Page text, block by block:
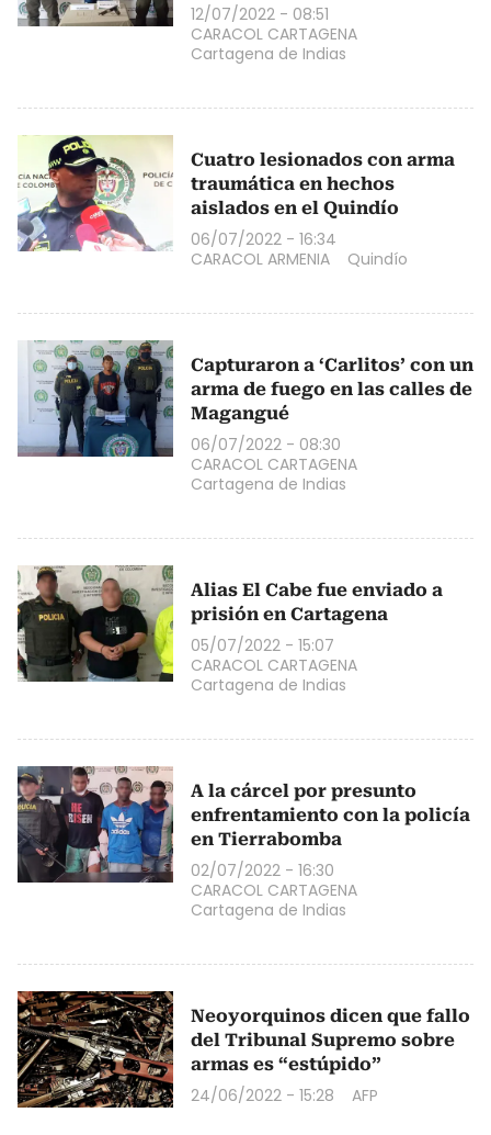
12/07/2022 - 08:51
CARACOL CARTAGENA
Cartagena de Indias
Cuatro lesionados con arma
traumática en hechos
aislados en el Quindío
06/07/2022 - 16:34
CARACOL ARMENIA
Quindío
Capturaron a ‘Carlitos’ con un
arma de fuego en las calles de
Magangué
06/07/2022 - 08:30
CARACOL CARTAGENA
Cartagena de Indias
Alias El Cabe fue enviado a
prisión en Cartagena
05/07/2022 - 15:07
CARACOL CARTAGENA
Cartagena de Indias
A la cárcel por presunto
enfrentamiento con la policía
en Tierrabomba
02/07/2022 - 16:30
CARACOL CARTAGENA
Cartagena de Indias
Neoyorquinos dicen que fallo
del Tribunal Supremo sobre
armas es “estúpido”
24/06/2022 - 15:28 AFP